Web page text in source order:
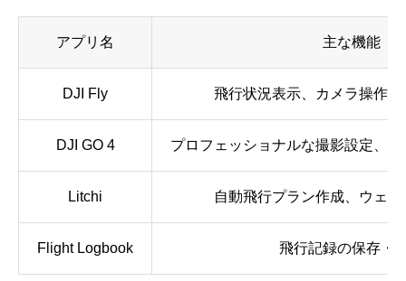
アプリ名 主な機能
DJI Fly 飛行状況表示、カメラ操作
DJI GO 4 プロフェッショナルな撮影設定、
Litchi 自動飛行プラン作成、ウェ
Flight Logbook 飛行記録の保存・